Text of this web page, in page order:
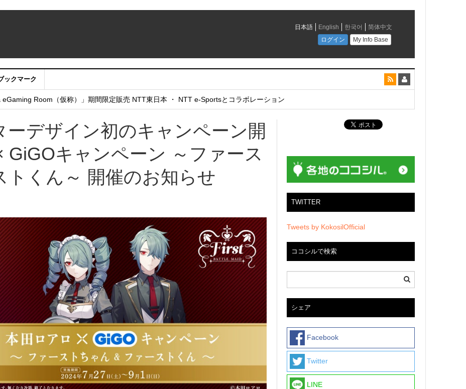
ックマーク
：アカウントサービス移行のお知らせ
eGaming Room（仮称）」期間限定販売 NTT東日本 ・ NTT e-Sportsとコラボレーション
デザイン初のキャンペーン開
GiGOキャンペーン ～ファース
トくん～ 開催のお知らせ
TWITTER
Tweets by KokosilOfficial
ココシルで検索
シェア
Facebook
Twitter
LINE